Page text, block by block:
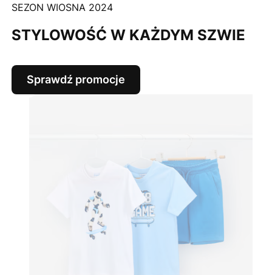
SEZON WIOSNA 2024
STYLOWOŚĆ W KAŻDYM SZWIE
Sprawdź promocje